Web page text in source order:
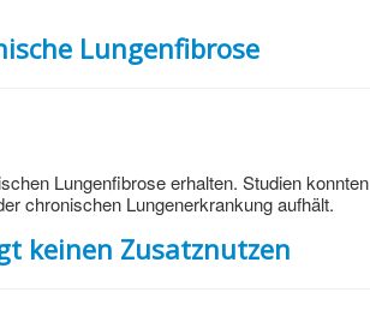
Lungenfibrose
Lungenfibrose erhalten. Studien konnten
chronischen Lungenerkrankung aufhält.
keinen Zusatznutzen